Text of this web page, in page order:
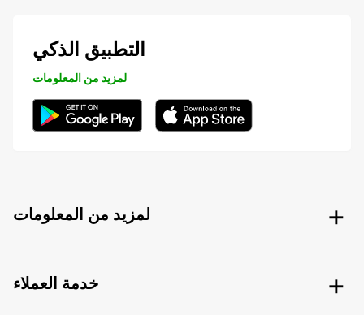
التطبيق الذكي
لمزيد من المعلومات
لمزيد من المعلومات
خدمة العملاء